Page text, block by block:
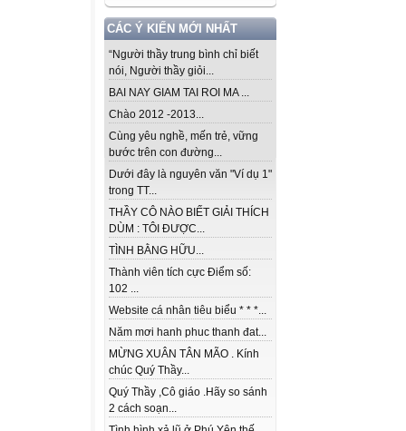
CÁC Ý KIẾN MỚI NHẤT
“Người thầy trung bình chỉ biết
nói, Người thầy giỏi...
BAI NAY GIAM TAI ROI MA ...
Chào 2012 -2013...
Cùng yêu nghề, mến trẻ, vững
bước trên con đường...
Dưới đây là nguyên văn "Ví dụ 1"
trong TT...
THẦY CÔ NÀO BIẾT GIẢI THÍCH
DÙM : TÔI ĐƯỢC...
TÌNH BẰNG HỮU...
Thành viên tích cực Điểm số:
102 ...
Website cá nhân tiêu biểu * * *...
Năm mơi hanh phuc thanh đat...
MỪNG XUÂN TÂN MÃO . Kính
chúc Quý Thầy...
Quý Thầy ,Cô giáo .Hãy so sánh
2 cách soạn...